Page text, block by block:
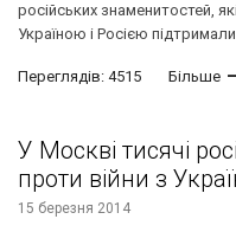
російських знаменитостей,
Україною і Росією підтримали
Переглядів: 4515 Більше
У Москві тисячі
проти війни з
15 березня 2014